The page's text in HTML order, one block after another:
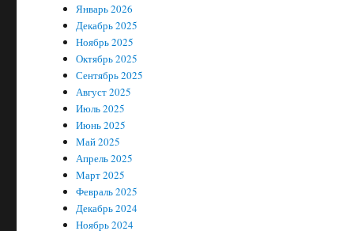
Январь 2026
Декабрь 2025
Ноябрь 2025
Октябрь 2025
Сентябрь 2025
Август 2025
Июль 2025
Июнь 2025
Май 2025
Апрель 2025
Март 2025
Февраль 2025
Декабрь 2024
Ноябрь 2024